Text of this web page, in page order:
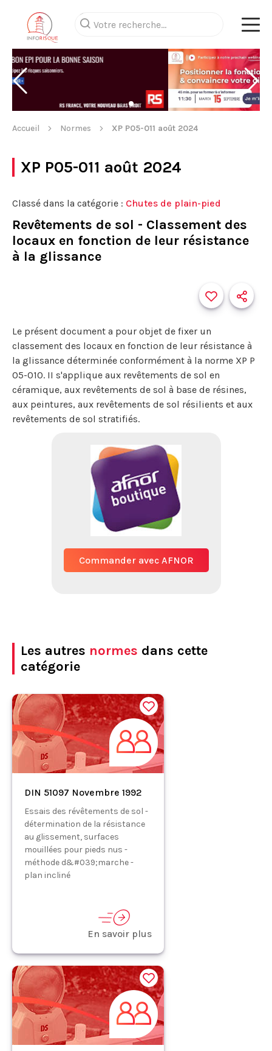
Accueil Normes XP P05-011 août 2024
XP P05-011 août 2024
Classé dans la catégorie : Chutes de plain-pied
Revêtements de sol - Classement des
locaux en fonction de leur résistance
à la glissance
Le présent document a pour objet de fixer un
classement des locaux en fonction de leur résistance à
la glissance déterminée conformément à la norme XP P
05-010. II s'applique aux revêtements de sol en
céramique, aux revêtements de sol à base de résines,
aux peintures, aux revêtements de sol résilients et aux
revêtements de sol stratifiés.
Commander avec AFNOR
Les autres normes dans cette
catégorie
DIN 51097 Novembre 1992
Essais des révêtements de sol -
détermination de la résistance
au glissement, surfaces
mouillées pour pieds nus -
méthode d&#039;marche -
plan incliné
En savoir plus